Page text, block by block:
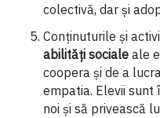
colectivă, dar și
Conținuturile și
abilități sociale ale
coopera și de a
empatia. Elevii sunt
noi și să privească